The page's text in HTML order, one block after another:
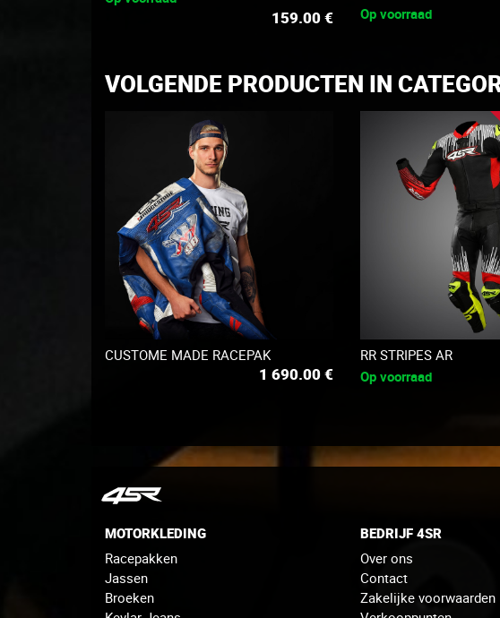
159.00€
Op voorraad
VOLGENDE PRODUCTEN IN
CUSTOME MADE RACEPAK
1 690.00€
RR STRIPES AR
Op voorraad
MOTORKLEDING
Racepakken
Jassen
Broeken
BEDRIJF 4SR
Over ons
Contact
Zakelijke voorwaarden